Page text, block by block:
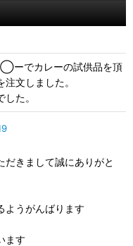
ーでカレーの試供品を頂
文しました。
た。
だきまして誠にありがと
ようがんばります
ます